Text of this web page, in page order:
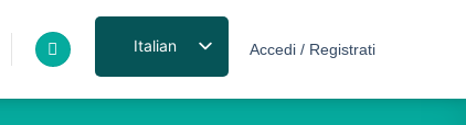
Italian Accedi / Registrati